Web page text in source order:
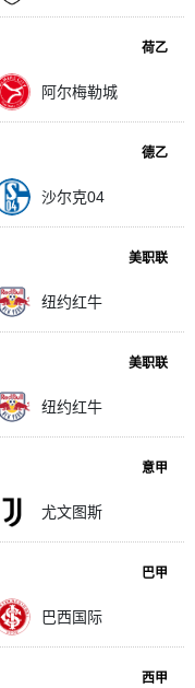
荷乙
阿尔梅勒城
德乙
沙尔克04
美职联
纽约红牛
美职联
纽约红牛
意甲
尤文图斯
巴甲
巴西国际
西甲